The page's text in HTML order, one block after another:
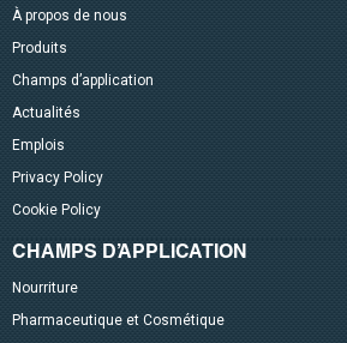
À propos de nous
Produits
Champs d’application
Actualités
Emplois
Privacy Policy
Cookie Policy
CHAMPS D’APPLICATION
Nourriture
Pharmaceutique et Cosmétique